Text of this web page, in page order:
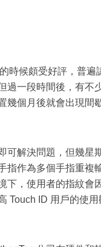
時候頗受好評，普
過一段時間後，有不
幾個月後就會出現間
可解決問題，但幾星
指作為多個手指重複
下，使用者的指紋會
Touch ID 用戶的使用